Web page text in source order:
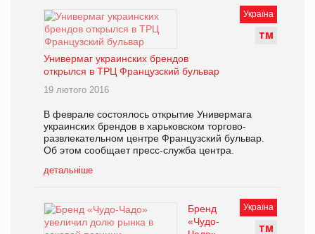
Україна
ТМ
Универмаг украинских брендов
открылся в ТРЦ Французский бульвар
19 лютого 2016
В феврале состоялось открытие Универмага
украинских брендов в харьковском торгово-
развлекательном центре Французский бульвар.
Об этом сообщает пресс-служба центра.
детальніше
Україна
ТМ
Бренд
«Чудо-